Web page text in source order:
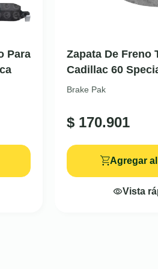
Para
Zapata De Freno
Cadillac 60
Brake Pak
$ 170.901
Agregar
Vista